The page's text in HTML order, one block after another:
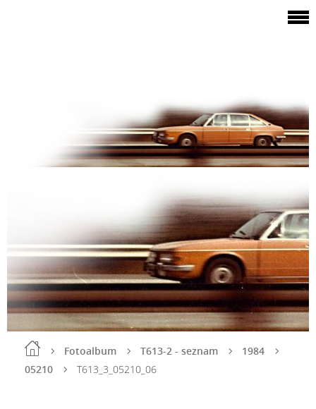
Fotoalbum T613-2 - seznam
1984
05210
T613_3_05210_06